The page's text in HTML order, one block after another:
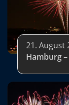
21. August
Hamburg